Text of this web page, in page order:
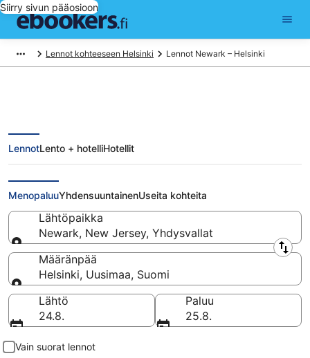
Siirry sivun pääosioon
Lennot kohteeseen Helsinki Lennot Newark – Helsinki
Lennot Newark - Helsinki alkaen
427 €
LennotLento + hotelliHotellit
MenopaluuYhdensuuntainenUseita kohteita
Lähtöpaikka
Newark, New Jersey, Yhdysvallat
Lähtöpaikka
Määränpää
Helsinki, Uusimaa, Suomi
Määränpää
Lähtö
24.8.
Paluu
25.8.
Vain suorat lennot